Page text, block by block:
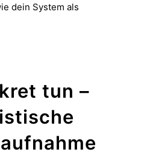
dein System als
tun –